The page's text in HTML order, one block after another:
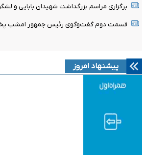
برگزاری مراسم بزرگداشت شهیدان بابایی و
قسمت دوم گفت‌وگوی رئیس جمهور امشب
پیشنهاد امروز